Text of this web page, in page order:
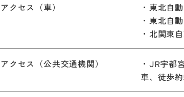
アクセス（車）
・東北自
・東北自
・北関東
アクセス（公共交通機関）
・JR宇都
車、徒歩